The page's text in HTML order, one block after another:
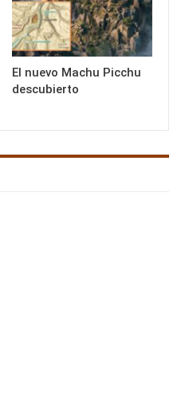
El nuevo Machu Picchu
descubierto